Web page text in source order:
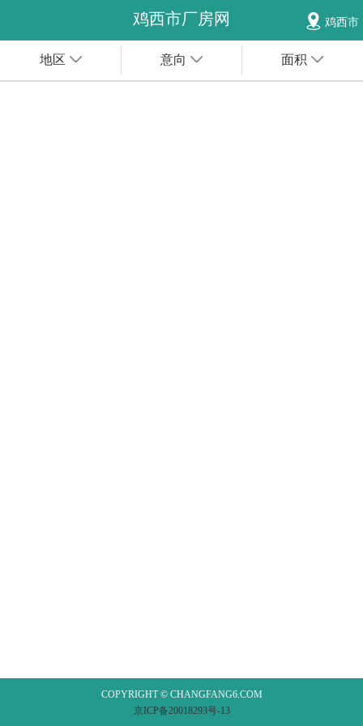
鸡西市厂房网 鸡西市
地区 意向 面积
COPYRIGHT © CHANGFANG6.COM
京ICP备20018293号-13